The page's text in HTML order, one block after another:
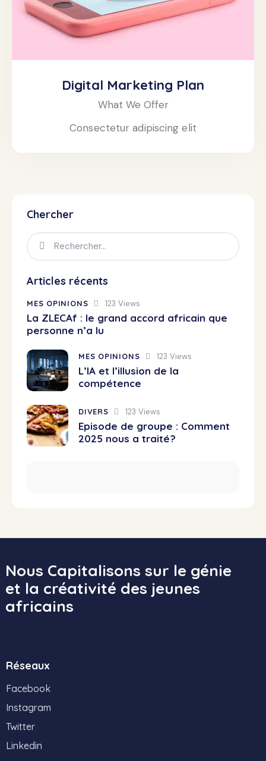
Digital Marketing Plan
What We Offer
Consectetur adipiscing elit
Chercher
Articles récents
MES OPINIONS 123 Views
La ZLECAf : le grand accord africain que
personne n’a lu
MES OPINIONS 123 Views
L’IA et l’illusion de la
compétence
DIVERS 123 Views
Episode de groupe : Comment
2025 nous a traité?
Nous Capitalisons sur le génie
et la créativité des jeunes
africains
Réseaux
Facebook
Instagram
Twitter
Linkedin